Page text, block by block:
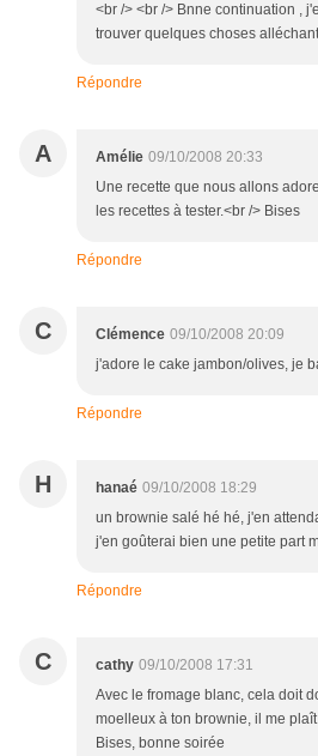
<br /> <br /> Bnne continuation ,
trouver quelques choses
Répondre
A Amélie 09/10/2008 20:33
Une recette que nous allons
les recettes à tester.<br /> Bises
Répondre
C Clémence 09/10/2008 20:09
j'adore le cake jambon/olives, je
Répondre
H hanaé 09/10/2008 18:29
un brownie salé hé hé, j'en
j'en goûterai bien une petite part
Répondre
C cathy 09/10/2008 17:31
Avec le fromage blanc, cela doit
moelleux à ton brownie, il me
Bises, bonne soirée